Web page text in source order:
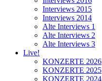
Interviews 2015
Interviews 2014
Alte Interviews 1
Alte Interviews 2
Alte Interviews 3
Live!
KONZERTE 2026
KONZERTE 2025
KONZERTE 2024